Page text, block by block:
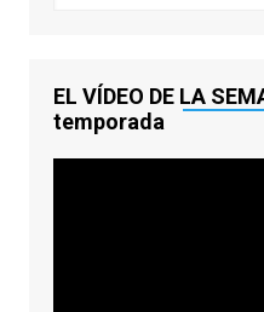
EL VÍDEO DE LA
temporada